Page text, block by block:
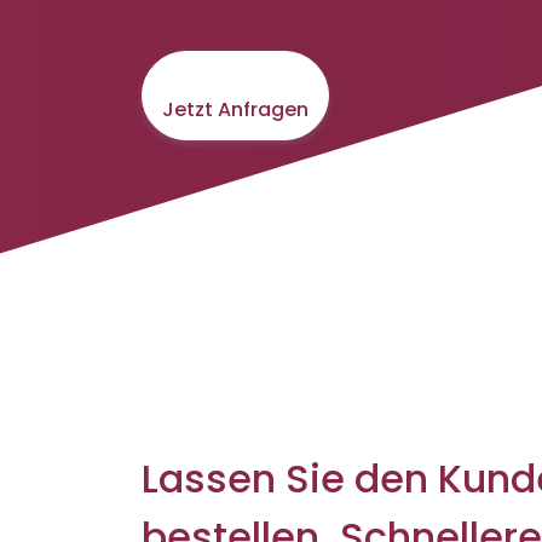
Jetzt Anfragen
Lassen Sie den